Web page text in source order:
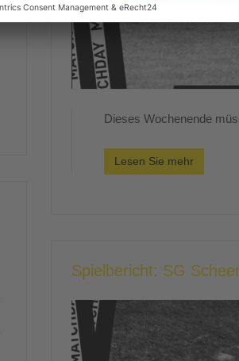
Dieses Wochenende
Lesen Sie mehr
Spielbericht: SG